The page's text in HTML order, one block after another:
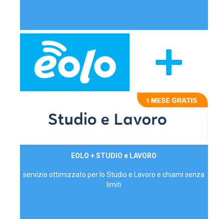
EOLO + STUDIO e LAVORO
servizio ottimizzato per lo Studio e Lavoro e chiami senza
limiti